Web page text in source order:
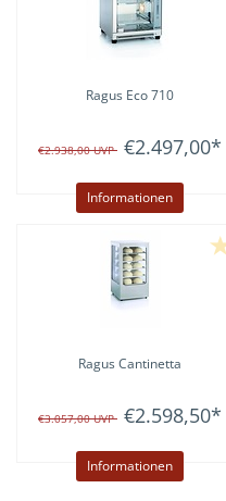
Ragus Eco 710
€2.938,00UVP €2.497,00*
Informationen
Ragus Cantinetta
€3.057,00UVP €2.598,50*
Informationen